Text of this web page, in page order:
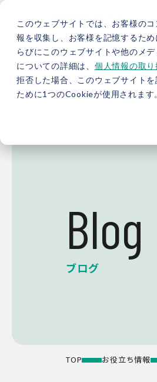
このウェブサイトでは、お客様の
報を収集し、お客様を記憶するた
らびにこのウェブサイトや他のメ
についての詳細は、 個人情報の取り
拒否した場合、このウェブサイト
ために1つのCookieが使用されます
5分で分かるバイウィル カー
Blog
ブログ
TOP お役立ち情報